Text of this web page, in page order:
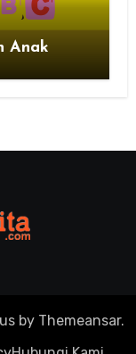
Anak
by Themeansar.